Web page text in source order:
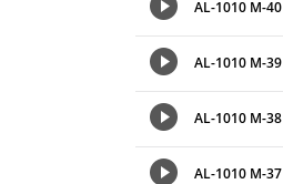
AL-1010 M-40
AL-1010 M-39
AL-1010 M-38
AL-1010 M-37